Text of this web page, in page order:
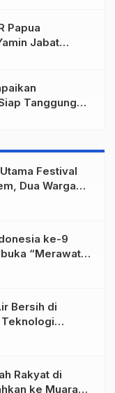
Papua
Jabat
Papua
Tanggung
MBG di
Festival
Dua Warga
ke-9
“Merawat
Depan
Bersih di
Saiful Al-
Rakyat di
ke Muara